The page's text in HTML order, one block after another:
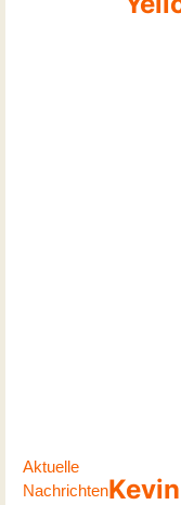
Aktuelle
NachrichtenKevin